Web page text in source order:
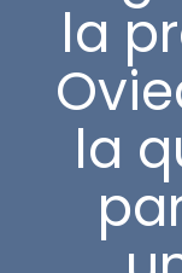
la
la